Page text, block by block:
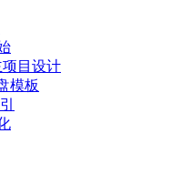
项目设计
模板